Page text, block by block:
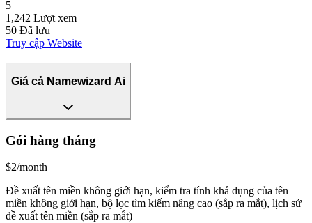
5
1,242 Lượt xem
50 Đã lưu
Truy cập Website
Giá cả Namewizard Ai
Gói hàng tháng
$2/month
Đề xuất tên miền không giới hạn, kiểm tra tính khả dụng của tên
miền không giới hạn, bộ lọc tìm kiếm nâng cao (sắp ra mắt), lịch sử
đề xuất tên miền (sắp ra mắt)